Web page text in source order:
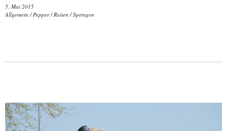
5. Mai 2015
Allgemein / Pepper/Reiten /Springen